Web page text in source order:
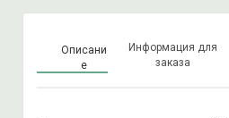
Описани
е
Информация для
заказа